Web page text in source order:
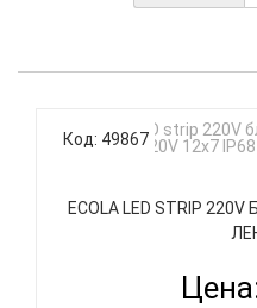
Код: 49867
ECOLA LED STRIP